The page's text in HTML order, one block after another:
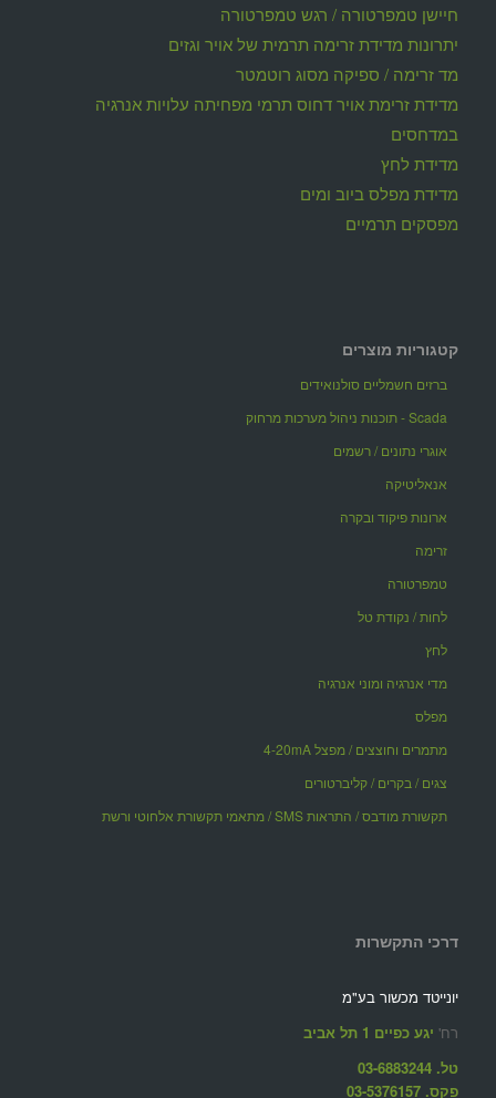
חיישן טמפרטורה / רגש טמפרטורה
יתרונות מדידת זרימה תרמית של אויר וגזים
מד זרימה / ספיקה מסוג רוטמטר
מדידת זרימת אויר דחוס תרמי מפחיתה עלויות אנרגיה
במדחסים
מדידת לחץ
מדידת מפלס ביוב ומים
מפסקים תרמיים
קטגוריות מוצרים
ברזים חשמליים סולנואידים
Scada - תוכנות ניהול מערכות מרחוק
אוגרי נתונים / רשמים
אנאליטיקה
ארונות פיקוד ובקרה
זרימה
טמפרטורה
לחות / נקודת טל
לחץ
מדי אנרגיה ומוני אנרגיה
מפלס
מתמרים וחוצצים / מפצל 4-20mA
צגים / בקרים / קליברטורים
תקשורת מודבס / התראות SMS / מתאמי תקשורת אלחוטי ורשת
דרכי התקשרות
יונייטד מכשור בע"מ
רח' יגע כפיים 1 תל אביב
טל. 03-6883244
פקס. 03-5376157